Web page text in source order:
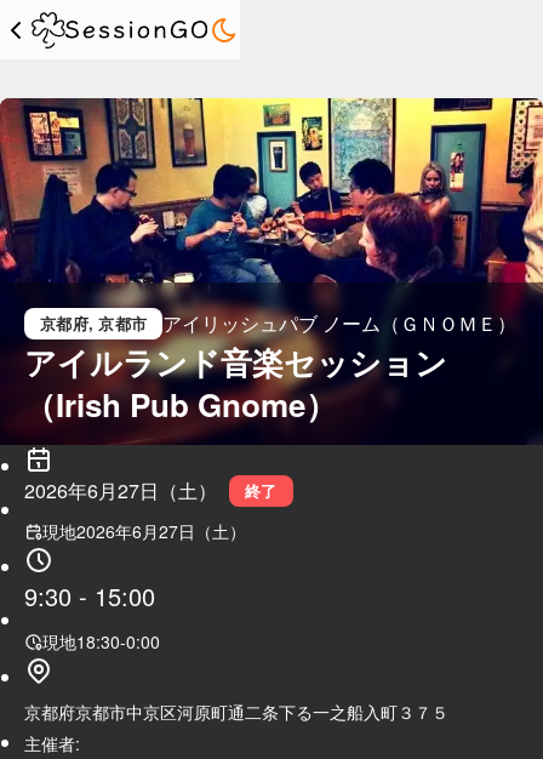
京都府, 京都市 アイリッシュパブ ノーム（ＧＮＯＭＥ）
アイルランド音楽セッション
（Irish Pub Gnome）
2026年6月27日（土） 終了
現地2026年6月27日（土）
9:30 - 15:00
現地18:30-0:00
京都府京都市中京区河原町通二条下る一之船入町３７５
主催者: